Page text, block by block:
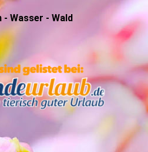
- Wasser - Wald